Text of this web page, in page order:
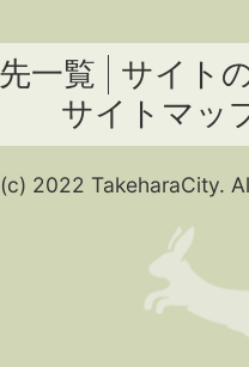
一覧
サイト
サイトマッ
2022 TakeharaCity.